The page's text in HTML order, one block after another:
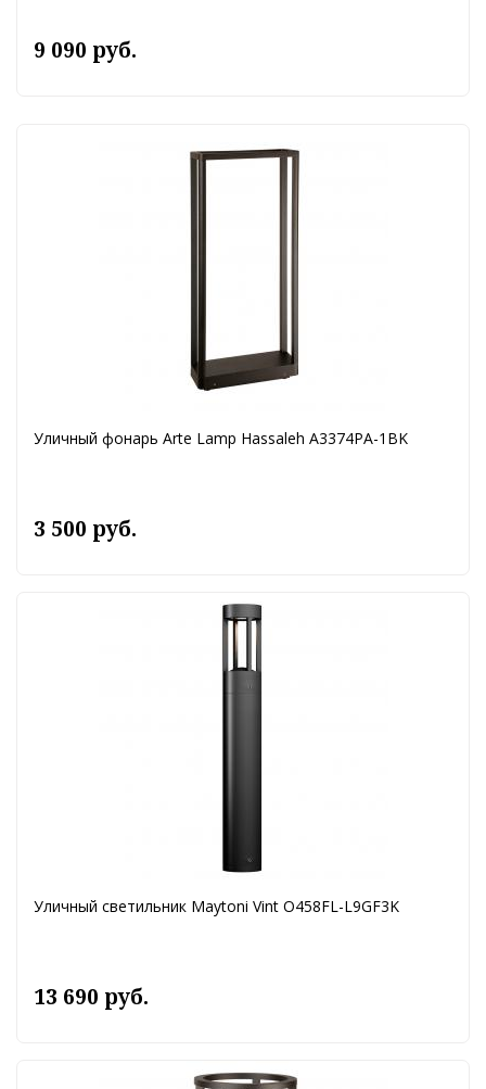
9 090 руб.
Уличный фонарь Arte Lamp Hassaleh A3374PA-1BK
3 500 руб.
Уличный светильник Maytoni Vint O458FL-L9GF3K
13 690 руб.